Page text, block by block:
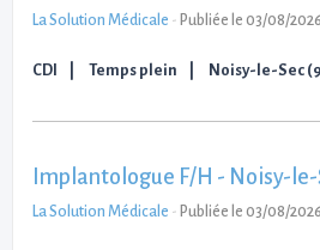
La Solution Médicale - Publiée le 03/08/2026
CDI Temps plein Noisy-le-Sec
Implantologue F/H - Noisy-le-
La Solution Médicale - Publiée le 03/08/2026